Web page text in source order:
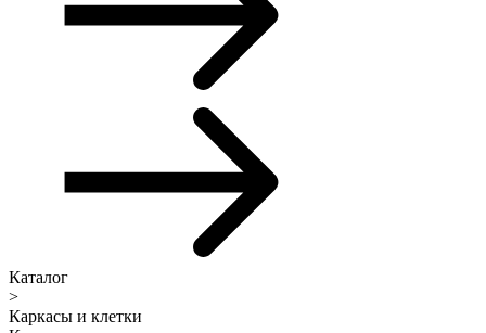
Каталог
>
Каркасы и клетки